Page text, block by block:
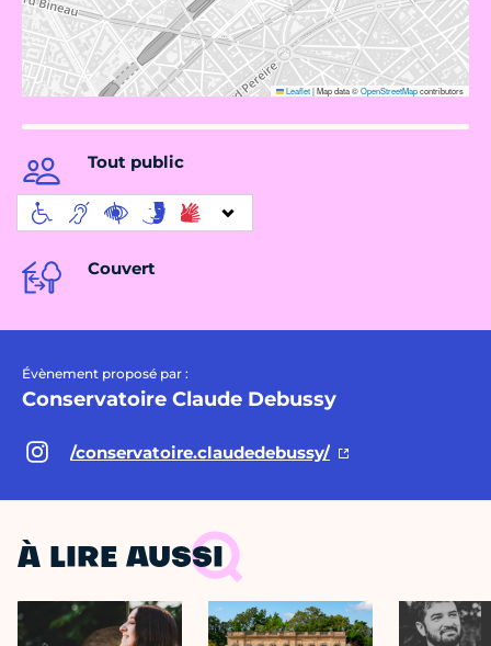
Leaflet|Map data ©OpenStreetMapcontributors
Tout public
Couvert
Évènement proposé par :
Conservatoire Claude Debussy
/conservatoire.claudedebussy/
À LIRE AUSSI